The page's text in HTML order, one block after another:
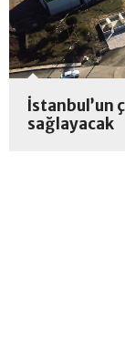
İstanbul’un
sağlayacak